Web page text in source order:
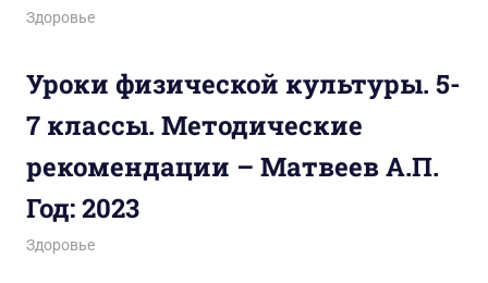
18.02.2026
figa
Здоровье
Уроки физической культуры. 5-
7 классы. Методические
рекомендации – Матвеев А.П.
Год: 2023
04.03.2025
figa
Здоровье